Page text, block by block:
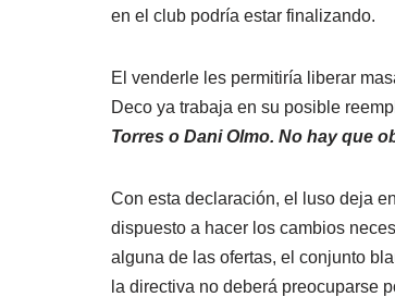
en el club podría estar finalizando.
El venderle les permitiría liberar
Deco ya trabaja en su posible
Torres o Dani Olmo. No hay que
Con esta declaración, el luso deja
dispuesto a hacer los cambios
alguna de las ofertas, el conjunto
la directiva no deberá preocuparse